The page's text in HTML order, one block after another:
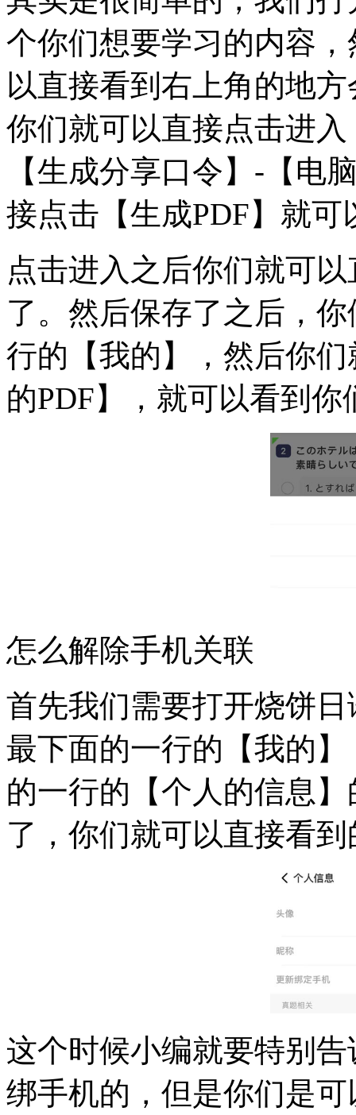
个你们想要学习的内容
以直接看到右上角的地
你们就可以直接点击进
【生成分享口令】-【电
接点击【生成PDF】就可
点击进入之后你们就可
了。然后保存了之后，
行的【我的】，然后你
的PDF】，就可以看到你
怎么解除手机关联
首先我们需要打开烧饼
最下面的一行的【我的
的一行的【个人的信息
了，你们就可以直接看
这个时候小编就要特别
绑手机的，但是你们是